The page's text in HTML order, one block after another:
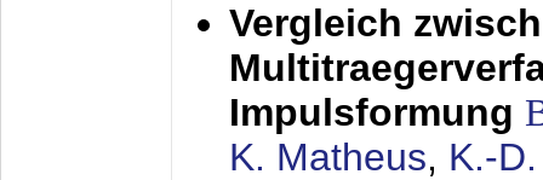
Vergleich
Impulsformung
K. Matheus, K.-